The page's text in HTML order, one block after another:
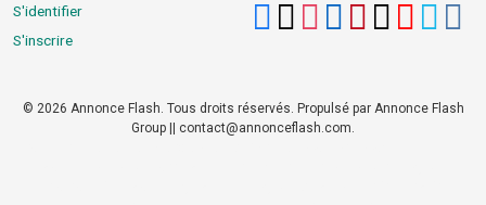
S'identifier
S'inscrire
© 2026 Annonce Flash. Tous droits réservés. Propulsé par Annonce Flash
Group || contact@annonceflash.com.